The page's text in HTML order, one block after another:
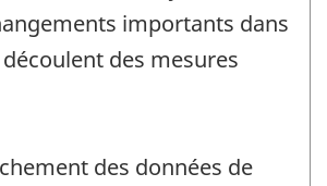
importants dans
des mesures
des données de